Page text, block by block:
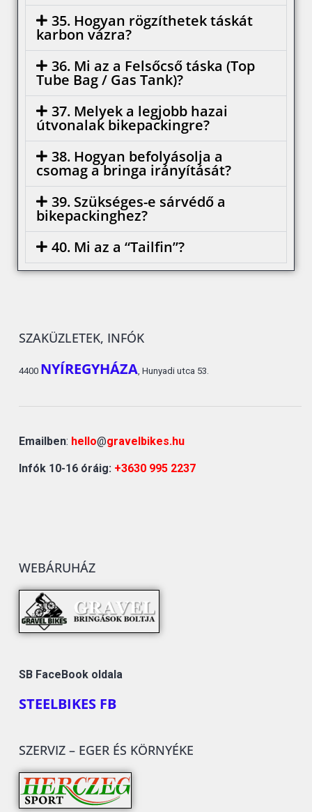
35. Hogyan rögzíthetek táskát
karbon vázra?
36. Mi az a Felsőcső táska (Top
Tube Bag / Gas Tank)?
37. Melyek a legjobb hazai
útvonalak bikepackingre?
38. Hogyan befolyásolja a
csomag a bringa irányítását?
39. Szükséges-e sárvédő a
bikepackinghez?
40. Mi az a “Tailfin”?
SZAKÜZLETEK, INFÓK
4400 NYÍREGYHÁZA, Hunyadi utca 53.
Emailben: hello@gravelbikes.hu
Infók 10-16 óráig: +3630 995 2237
WEBÁRUHÁZ
SB FaceBook oldala
STEELBIKES FB
SZERVIZ – EGER ÉS KÖRNYÉKE